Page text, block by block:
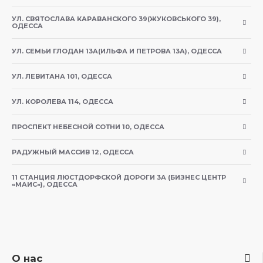
регенерацию и поддерживает процесс
является результатом натуральных экстрактов и
может отличаться в разных партиях, что не
кондиционирующими компонентами для
УЛ. СВЯТОСЛАВА КАРАВАНСКОГО 39(ЖУКОВСЬКОГО 39),
ОДЕССА
УЛ. СЕМЬИ ГЛОДАН 13А(ИЛЬФА И ПЕТРОВА 13А), ОДЕССА
УЛ. ЛЕВИТАНА 101, ОДЕССА
УЛ. КОРОЛЕВА 114, ОДЕССА
ПРОСПЕКТ НЕБЕСНОЙ СОТНИ 10, ОДЕССА
РАДУЖНЫЙ МАССИВ 12, ОДЕССА
11 СТАНЦИЯ ЛЮСТДОРФСКОЙ ДОРОГИ 3А (БИЗНЕС ЦЕНТР
«МАИС»), ОДЕССА
О нас